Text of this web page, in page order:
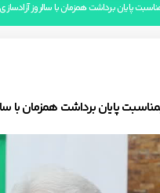
پایان برداشت همزمان با سالروز
پایان برداشت همزمان با